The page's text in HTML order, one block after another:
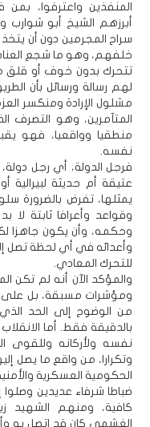
المنفذين واعترفوا،
أبرزهم الشيخ أبو شوارب
سراح المجرمين دون أن
خلفهم، وهو ما شجع
تتحرك بدون خوف أو قلق
لهم رسالة ورسائل بأن
مشلول الإرادة ومنكسر
المتآمرين، وهو التصرف
منطقيا وواقعيا، فهو
نفسه.
فرجل الدولة، أي رجل
عتيقة أم حديثة لبيرالية
يمثلها، تفرض بالضرورة
وقواعد وأعرافا ثابتة
وحكمه، وأن يكون
وأعدائه في أي لحظة تصل
للتحرك المعادي.
والمؤكد الآن أنه لم تكن
ومؤشرات مسبقة، بل على
من الوضوح إلى الحد
بالدقيقة فقط. أما
نفسه ولأركانه وللقوى
وتكرارا، من واقع ما يصل
الحكومية العسكرية
ضباطا شرفاء عديدين
كافية، ومنهم الشهيد
الغشمي كان قد اتصل به